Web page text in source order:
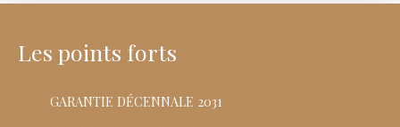
Les points forts
GARANTIE DÉCENNALE 2031